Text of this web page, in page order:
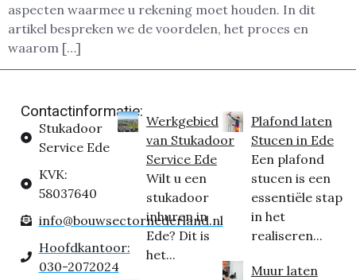
aspecten waarmee u rekening moet houden. In dit
artikel bespreken we de voordelen, het proces en
waarom […]
Contactinformatie:
Stukadoor
Service Ede
KVK:
58037640
info@bouwsectornederland.nl
Hoofdkantoor:
030-2072024
Werkgebied
van Stukadoor
Service Ede
Wilt u een
stukadoor
inhuren in
Ede? Dit is
het...
Plafond laten
Stucen in Ede
Een plafond
stucen is een
essentiële stap
in het
realiseren...
Muur laten